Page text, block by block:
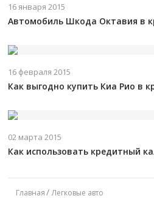
16 января 2015
Автомобиль Шкода Октавия в
16 февраля 2015
Как выгодно купить Киа Рио в
02 марта 2015
Как использовать кредитный
Главная Легковые авто